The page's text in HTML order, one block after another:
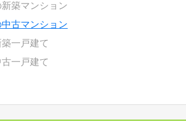
築マンション
古マンション
一戸建て
一戸建て